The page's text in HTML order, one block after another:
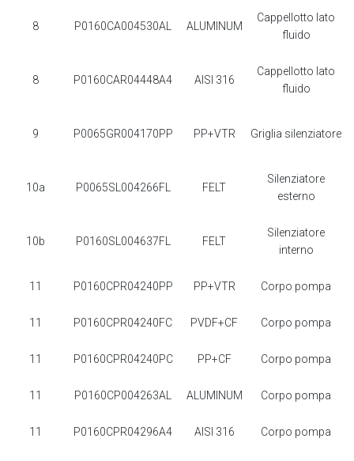
8 P0160CA004530AL ALUMINUM
Cappellotto lato
fluido
8 P0160CAR04448A4 AISI 316
Cappellotto lato
fluido
9 P0065GR004170PP PP+VTR Griglia silenziatore
10a P0065SL004266FL FELT
Silenziatore
esterno
10b P0160SL004637FL FELT
Silenziatore
interno
11 P0160CPR04240PP PP+VTR Corpo pompa
11 P0160CPR04240FC PVDF+CF Corpo pompa
11 P0160CPR04240PC PP+CF Corpo pompa
11 P0160CP004263AL ALUMINUM Corpo pompa
11 P0160CPR04296A4 AISI 316 Corpo pompa